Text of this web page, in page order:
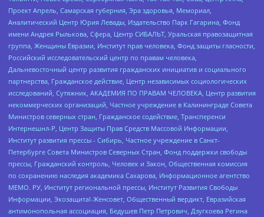
Проект Апрель, Самарская губерния, Эра здоровья, Мемориал,
Аналитический Центр Юрия Левады, Издательство Парк Гагарина, Фонд
имени Андрея Рылькова, Сфера, Центр СИБАЛЬТ, Уральская правозащитная
группа, Женщины Евразии, Институт прав человека, Фонд защиты гласности,
Российский исследовательский центр по правам человека,
Дальневосточный центр развития гражданских инициатив и социального
партнерства, Гражданское действие, Центр независимых социологических
исследований, Сутяжник, АКАДЕМИЯ ПО ПРАВАМ ЧЕЛОВЕКА, Центр развития
некоммерческих организаций, Частное учреждение в Калининграде Совета
Министров северных стран, Гражданское содействие, Трансперенси
Интернешнл-Р, Центр Защиты Прав Средств Массовой Информации,
Институт развития прессы - Сибирь, Частное учреждение в Санкт-
Петербурге Совета Министров Северных Стран, Фонд поддержки свободы
прессы, Гражданский контроль, Человек и Закон, Общественная комиссия
по сохранению наследия академика Сахарова, Информационное агентство
МЕМО. РУ, Институт региональной прессы, Институт Развития Свободы
Информации, Экозащита!-Женсовет, Общественный вердикт, Евразийская
антимонопольная ассоциация, Бедушев Петр Петрович, Дзугкоева Регина